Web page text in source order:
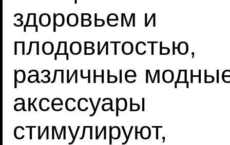
здоровьем и
плодовитостью,
различные
аксессуары
стимулируют,